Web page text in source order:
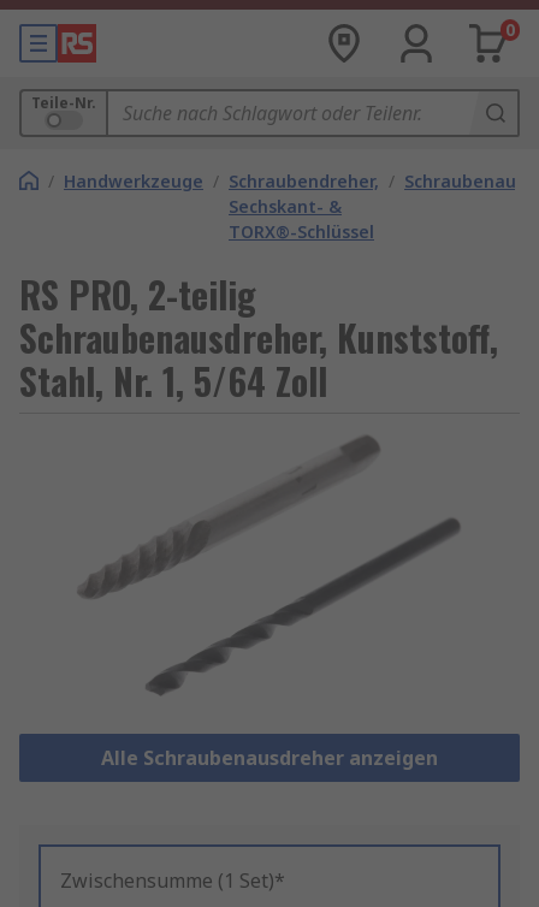
0
Teile-Nr.
/ Handwerkzeuge / Schraubendreher,
Sechskant- &
TORX®-Schlüssel
/
RS PRO, 2-teilig
Schraubenausdreher, Kunststoff,
Stahl, Nr. 1, 5/64 Zoll
Alle Schraubenausdreher anzeigen
Zwischensumme (1 Set)*